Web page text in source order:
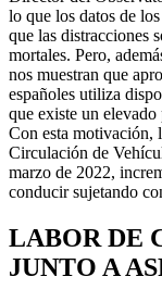
lo que los datos de
que las distracciones
mortales. Pero,
nos muestran que
españoles utiliza
que existe un
Con esta motivación,
Circulación de
marzo de 2022,
conducir sujetando
LABOR DE
JUNTO A